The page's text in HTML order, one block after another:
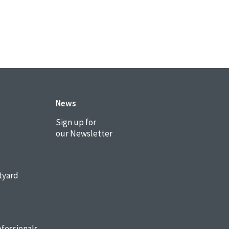
News
Sign up for
our Newsletter